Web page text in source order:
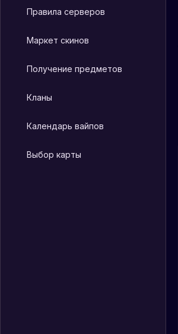
Правила серверов
Маркет скинов
Получение предметов
Кланы
Календарь вайпов
Выбор карты